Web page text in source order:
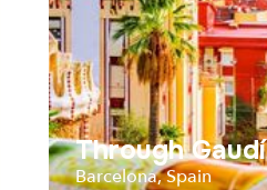
Through
Barcelona, Spain